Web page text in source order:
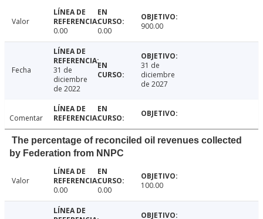
Valor
0.00
0.00 900.00
Fecha
31 de
diciembre
de 2022
31 de
diciembre
de 2027
Comentar
The percentage of reconciled oil revenues collected
by Federation from NNPC
Valor
0.00
0.00 100.00